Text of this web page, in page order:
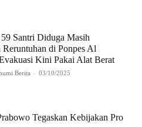
59 Santri Diduga Masih
Reruntuhan di Ponpes Al
Kini Pakai Alat Berat
Berita - 03/10/2025
Tegaskan Kebijakan Pro